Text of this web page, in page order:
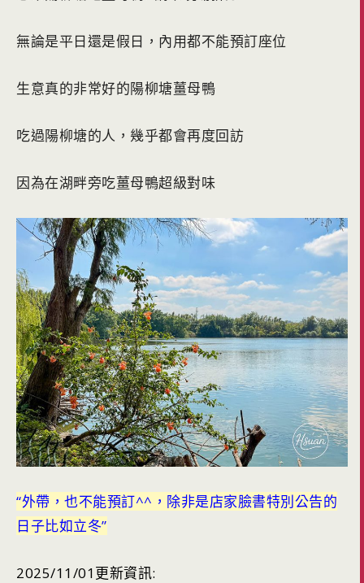
無論是平日還是假日，內用都不能預訂座位
生意真的非常好的陽柳塘薑母鴨
吃過陽柳塘的人，幾乎都會再度回訪
因為在湖畔旁吃薑母鴨超級對味
“外帶，也不能預訂^^，除非是店家臉書特別公告的
日子比如立冬”
2025/11/01更新資訊: